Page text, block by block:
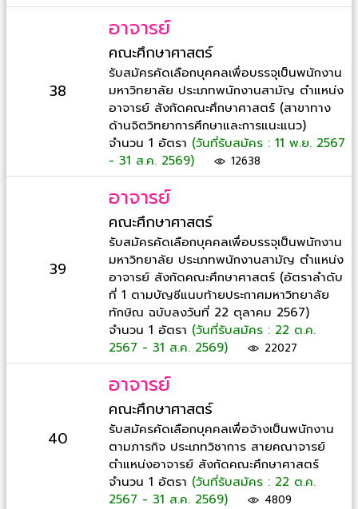
38
อาจารย์
คณะศึกษาศาสตร์
รับสมัครคัดเลือกบุคคลเพื่อบรรจุเป็นพนักงาน
มหาวิทยาลัย ประเภทพนักงานสามัญ ตำแหน่ง
อาจารย์ สังกัดคณะศึกษาศาสตร์ (สาขาทาง
ด้านจิตวิทยาการศึกษาและการแนะแนว)
จำนวน 1 อัตรา (วันที่รับสมัคร : 11 พ.ย. 2567
- 31 ส.ค. 2569)
12638
39
อาจารย์
คณะศึกษาศาสตร์
รับสมัครคัดเลือกบุคคลเพื่อบรรจุเป็นพนักงาน
มหาวิทยาลัย ประเภทพนักงานสามัญ ตำแหน่ง
อาจารย์ สังกัดคณะศึกษาศาสตร์ (อัตราลำดับ
ที่ 1 ตามบัญชีแนบท้ายประกาศมหาวิทยาลัย
ทักษิณ ฉบับลงวันที่ 22 ตุลาคม 2567)
จำนวน 1 อัตรา (วันที่รับสมัคร : 22 ต.ค.
2567 - 31 ส.ค. 2569)
22027
40
อาจารย์
คณะศึกษาศาสตร์
รับสมัครคัดเลือกบุคคลเพื่อจ้างเป็นพนักงาน
ตามภารกิจ ประเภทวิชาการ สายคณาจารย์
ตำแหน่งอาจารย์ สังกัดคณะศึกษาศาสตร์
จำนวน 1 อัตรา (วันที่รับสมัคร : 22 ต.ค.
2567 - 31 ส.ค. 2569)
4809